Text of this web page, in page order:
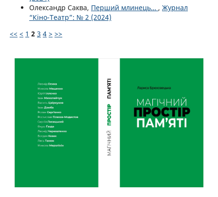
Олександр Саква, Перший млинець… , Журнал
“Кіно-Театр”: № 2 (2024)
<< < 1 2 3 4 > >>